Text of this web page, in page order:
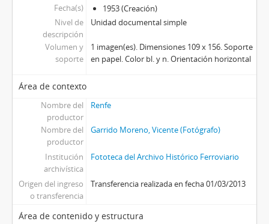
Fecha(s)
1953 (Creación)
Nivel de
descripción
Unidad documental simple
Volumen y
soporte
1 imagen(es). Dimensiones 109 x 156. Soporte
en papel. Color bl. y n. Orientación horizontal
Área de contexto
Nombre del
productor
Renfe
Nombre del
productor
Garrido Moreno, Vicente (Fotógrafo)
Institución
archivística
Fototeca del Archivo Histórico Ferroviario
Origen del ingreso
o transferencia
Transferencia realizada en fecha 01/03/2013
Área de contenido y estructura